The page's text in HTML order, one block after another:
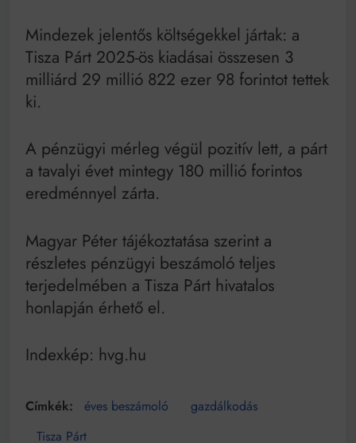
Mindezek jelentős költségekkel jártak: a
Tisza Párt 2025-ös kiadásai összesen 3
milliárd 29 millió 822 ezer 98 forintot tettek
ki.
A pénzügyi mérleg végül pozitív lett, a párt
a tavalyi évet mintegy 180 millió forintos
eredménnyel zárta.
Magyar Péter tájékoztatása szerint a
részletes pénzügyi beszámoló teljes
terjedelmében a Tisza Párt hivatalos
honlapján érhető el.
Indexkép: hvg.hu
éves beszámoló
gazdálkodás
Tisza Párt